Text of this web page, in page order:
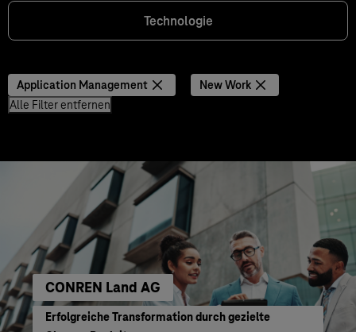
Technologie
Application Management
New Work
Alle Filter entfernen
CONREN Land AG
Erfolgreiche Transformation durch gezielte